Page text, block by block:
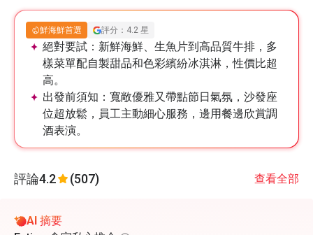
鮮海鮮首選 評分：4.2 星
絕對要試： 新鮮海鮮、生魚片到高品質牛排，多
樣菜單配自製甜品和色彩繽紛冰淇淋，性價比超
高。
出發前須知： 寬敞優雅又帶點節日氣氛，沙發座
位超放鬆，員工主動細心服務，邊用餐邊欣賞調
酒表演。
評論4.2 (507) 查看全部
AI 摘要